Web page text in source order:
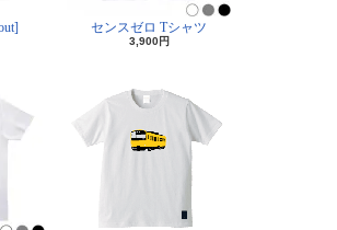
センスゼロ Tシャツ
3,900円